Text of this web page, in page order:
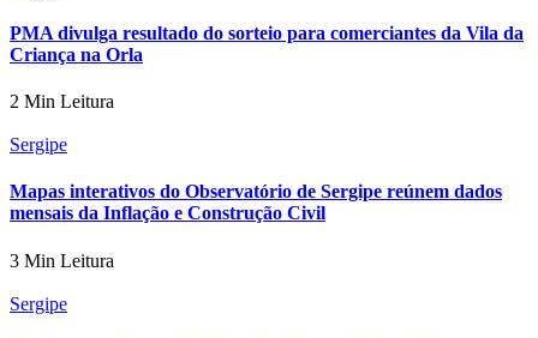
PMA divulga resultado do sorteio para comerciantes da Vila da
Criança na Orla
2 Min Leitura
Sergipe
Mapas interativos do Observatório de Sergipe reúnem dados
mensais da Inflação e Construção Civil
3 Min Leitura
Sergipe